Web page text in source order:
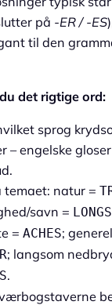
på -ER / -ES
til den
det rigtige ord:
sprog
– engelske
temaet: natur =
savn = LONGS
= ACHES;
; langsom
.